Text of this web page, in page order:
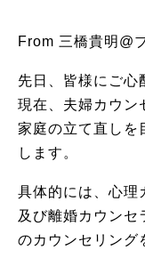
From 三橋貴明@
先日、皆様にご心
現在、夫婦カウン
家庭の立て直しを
します。
具体的には、心理
及び離婚カウンセ
のカウンセリング